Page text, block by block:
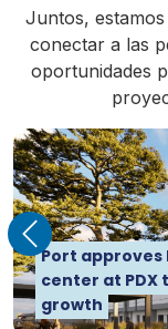
Juntos,
conectar a las
oportunidades
Port approves
center at
growth
Dredge
tender, and
diesel
Michael
Commission
Previous